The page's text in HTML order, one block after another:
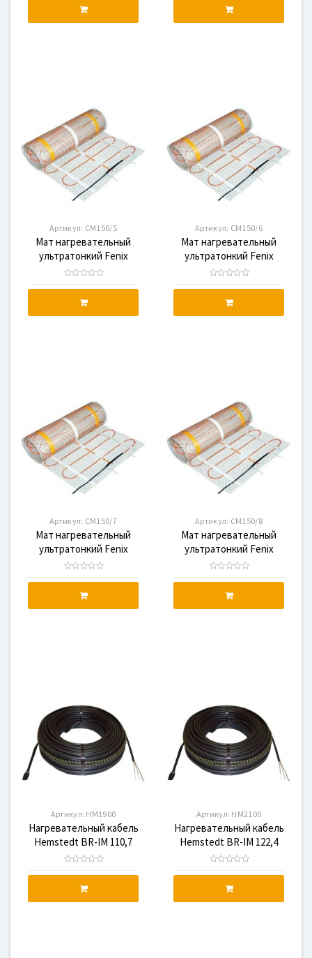
Артикул: CM150/5
Мат нагревательный
ультратонкий Fenix
CM150/5, 750 Вт
Артикул: CM150/6
Мат нагревательный
ультратонкий Fenix
CM150/6, 900 Вт
Артикул: CM150/7
Мат нагревательный
ультратонкий Fenix
CM150/7, 1050 Вт
Артикул: CM150/8
Мат нагревательный
ультратонкий Fenix
CM150/8, 1200 Вт
Артикул: HM1900
Нагревательный кабель
Hemstedt BR-IM 110,7
1900W, HM1900
Артикул: HM2100
Нагревательный кабель
Hemstedt BR-IM 122,4
2100W, HM2100